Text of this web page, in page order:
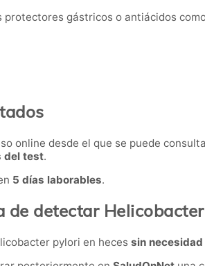
gástricos o antiácidos
online desde el que se puede
del test.
5 días laborables.
de detectar
pylori en heces sin